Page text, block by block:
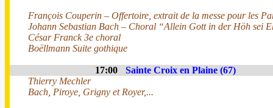
François Couperin – Offertoire, extrait de la messe pour les
Johann Sebastian Bach – Choral “Allein Gott in der Höh sei
César Franck 3e choral
Boëllmann Suite gothique
17:00
Sainte Croix en Plaine (67)
Thierry Mechler
Bach, Piroye, Grigny et Royer,...